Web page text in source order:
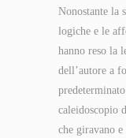
Nonostante la
logiche e le
hanno reso la
dell’autore a
caleidoscopio
che giravano